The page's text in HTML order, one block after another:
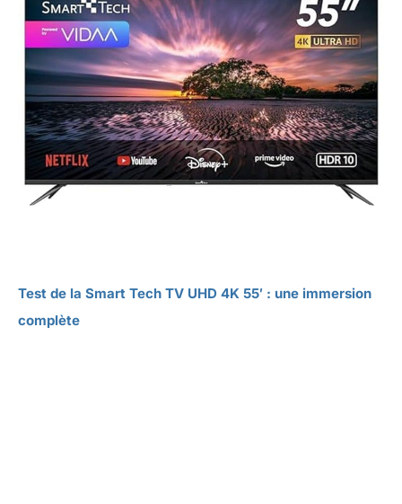
Test de la Smart Tech TV UHD 4K 55′ : une immersion
complète